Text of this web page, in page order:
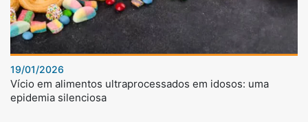
19/01/2026
Vício em alimentos ultraprocessados em idosos: uma
epidemia silenciosa